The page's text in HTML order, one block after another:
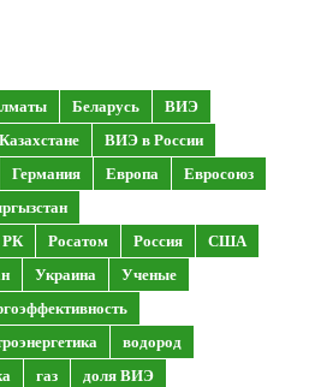
Беларусь
ВИЭ
ВИЭ в России
Германия Европа
Евросоюз
РК
Росатом Россия
США
Украина
Ученые
водород
газ
доля ВИЭ